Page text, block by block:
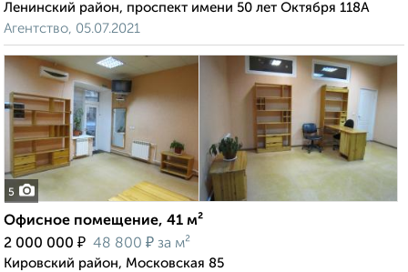
Ленинский район, проспект имени 50 лет Октября 118А
Агентство, 05.07.2021
5
Офисное помещение, 41 м²
2 000 000 ₽ 48 800 ₽ за м²
Кировский район, Московская 85